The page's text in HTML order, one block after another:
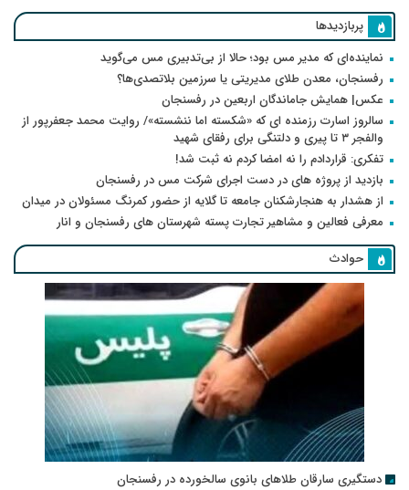
پربازدیدها
نماینده‌ای که مدیر مس بود؛ حالا از بی‌تدبیری مس می‌گوید
رفسنجان، معدن طلای مدیریتی یا سرزمین بلاتصدی‌ها؟
عکس| همایش جاماندگان اربعین در رفسنجان
سالروز اسارت رزمنده ای که «شکسته اما ننشسته»/ روایت محمد جعفرپور از
والفجر ۳ تا پیری و دلتنگی برای رفقای شهید
تفکری: قراردادم را نه امضا کردم نه ثبت شد!
بازدید از پروژه های در دست اجرای شرکت مس در رفسنجان
از هشدار به هنجارشکنان جامعه تا گلایه از حضور کمرنگ مسئولان در میدان
معرفی فعالین و مشاهیر تجارت پسته شهرستان های رفسنجان و انار
حوادث
دستگیری سارقان طلاهای بانوی سالخورده در رفسنجان